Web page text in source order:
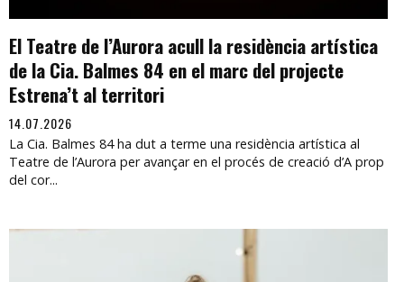
El Teatre de l’Aurora acull la residència artística
de la Cia. Balmes 84 en el marc del projecte
Estrena’t al territori
14.07.2026
La Cia. Balmes 84 ha dut a terme una residència artística al
Teatre de l’Aurora per avançar en el procés de creació d’A prop
del cor...